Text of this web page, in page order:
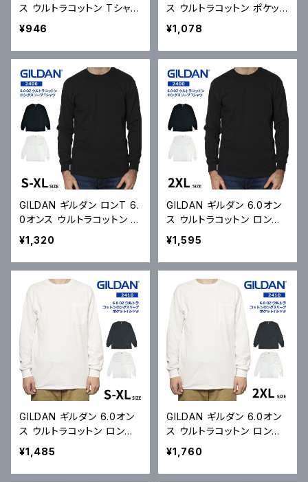
ス ウルトラコットン Tシャツ
Ultra Cotton 6.0 oz Sho
無地Tシャツ S-2XL メール
¥946
ス ウルトラコットン ポケット
Tシャツ Ultra Cotton 6.0
oz Short Sleeve Pocket
T-Shirt 2300 ポケT 無地
Tシャツ S-2XL メール便対
応可
¥1,078
GILDAN ギルダン ロンT 6.
0オンス ウルトラコットン ロ
ングスリーブ Tシャツ Ultra
Cotton 6.0 oz Long Sle
eve T-Shirt 2400 長袖
カットソー メール便対応可
¥1,320
GILDAN ギルダン 6.0オン
ス ウルトラコットン ロング
スリーブ Tシャツ Ultra Cot
ton 6.0 oz Long Sleeve
T-Shirt 2400 長袖 カット
ソー メール便対応可
¥1,595
GILDAN ギルダン 6.0オン
ス ウルトラコットン ロング
スリーブ ポケット Tシャツ
Ultra Cotton 6.0 oz Lon
g Sleeve Pocket T-Shirt
¥1,485
GILDAN ギルダン 6.0オン
ス ウルトラコットン ロング
スリーブ ポケット Tシャツ
Ultra Cotton 6.0 oz Lon
g Sleeve Pocket T-Shirt
¥1,760